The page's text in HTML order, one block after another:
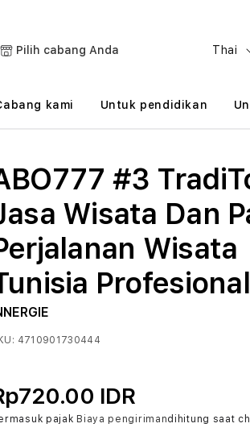
Pilih cabang Anda
B
h
a
Thai
kami Untuk pendidikan
#3
Wisata Dan
Wisata
Profesional
4710901730444
IDR
pajak Biaya pengirimandihitung saat